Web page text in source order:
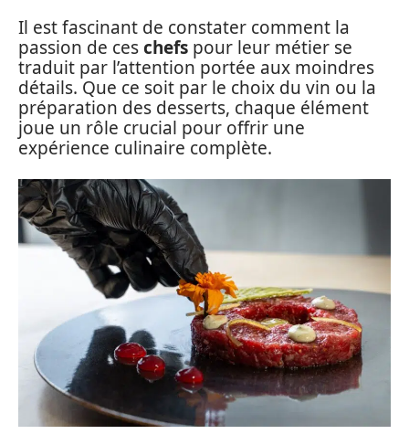
Il est fascinant de constater comment la
passion de ceschefs pour leur métier se
traduit par l’attention portée aux moindres
détails. Que ce soit par le choix du vin ou la
préparation des desserts, chaque élément
joue un rôle crucial pour offrir une
expérience culinaire complète.